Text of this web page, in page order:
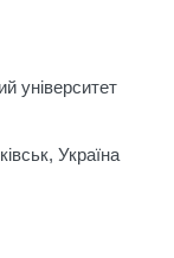
університет
Україна